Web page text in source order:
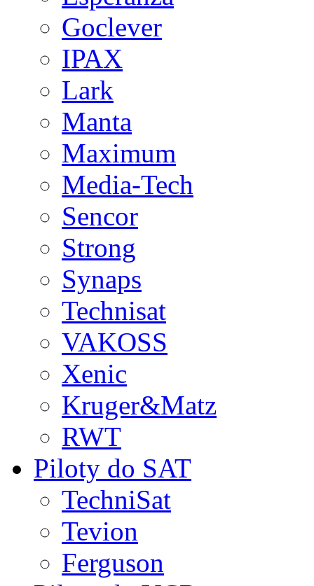
Goclever
IPAX
Lark
Manta
Maximum
Media-Tech
Sencor
Strong
Synaps
Technisat
VAKOSS
Xenic
Kruger&Matz
RWT
Piloty do SAT
TechniSat
Tevion
Ferguson